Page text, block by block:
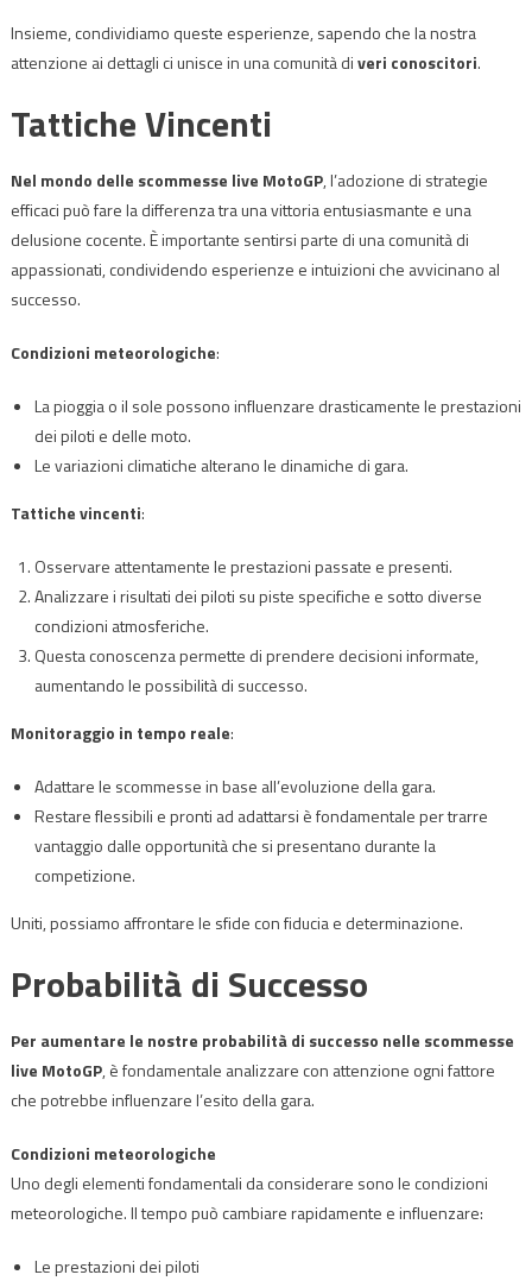
Insieme, condividiamo queste esperienze, sapendo che la nostra
attenzione ai dettagli ci unisce in una comunità diveri conoscitori.
Tattiche Vincenti
Nel mondo delle scommesse live MotoGP, l’adozione di strategie
efficaci può fare la differenza tra una vittoria entusiasmante e una
delusione cocente. È importante sentirsi parte di una comunità di
appassionati, condividendo esperienze e intuizioni che avvicinano al
successo.
Condizioni meteorologiche:
La pioggia o il sole possono influenzare drasticamente le prestazioni
dei piloti e delle moto.
Le variazioni climatiche alterano le dinamiche di gara.
Tattiche vincenti:
Osservare attentamente le prestazioni passate e presenti.
Analizzare i risultati dei piloti su piste specifiche e sotto diverse
condizioni atmosferiche.
Questa conoscenza permette di prendere decisioni informate,
aumentando le possibilità di successo.
Monitoraggio in tempo reale:
Adattare le scommesse in base all’evoluzione della gara.
Restare flessibili e pronti ad adattarsi è fondamentale per trarre
vantaggio dalle opportunità che si presentano durante la
competizione.
Uniti, possiamo affrontare le sfide con fiducia e determinazione.
Probabilità di Successo
Per aumentare le nostre probabilità di successo nelle scommesse
live MotoGP, è fondamentale analizzare con attenzione ogni fattore
che potrebbe influenzare l’esito della gara.
Condizioni meteorologiche
Uno degli elementi fondamentali da considerare sono le condizioni
meteorologiche. Il tempo può cambiare rapidamente e influenzare:
Le prestazioni dei piloti